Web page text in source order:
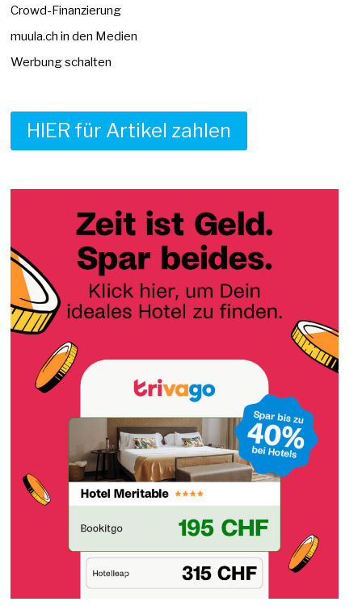
Crowd-Finanzierung
muula.ch in den Medien
Werbung schalten
HIER für Artikel zahlen